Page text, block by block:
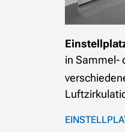
in Sammel-